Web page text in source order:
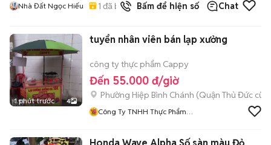
Nhà Đất Ngọc Hiếu 1 đã bán Bấm để hiện số Chat
1 phút trước 4
tuyển nhân viên bán lạp xưởng
công ty thực phẩm Cappy
Đến 55.000 đ/giờ
Phường Hiệp Bình Chánh (Quận Thủ Đức cũ)
Công Ty TNHH Thực Phẩm